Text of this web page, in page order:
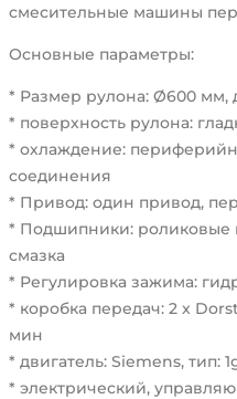
смесительные машины
Основные параметры:
* Размер рулона: Ø600 мм,
* поверхность рулона:
* охлаждение:
соединения
* Привод: один привод,
* Подшипники: роликовые
смазка
* Регулировка зажима:
* коробка передач: 2 x
мин
* двигатель: Siemens, тип:
* электрический,